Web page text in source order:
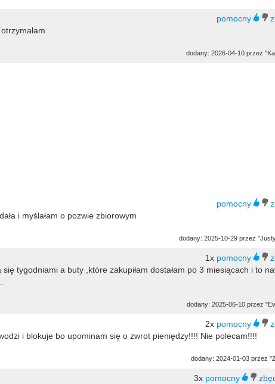
dodany: 2026-04-10 przez
i myślałam o pozwie zbiorowym
dodany: 2025-10-29 przez
1x
tygodniami a buty ,które zakupiłam dostałam po 3 miesiącach i to
dodany: 2025-06-10 przez
2x
i blokuje bo upominam się o zwrot pieniędzy!!!! Nie polecam!!!!
dodany: 2024-01-03 przez
3x